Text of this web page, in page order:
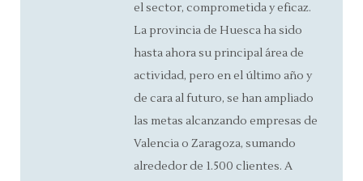
el sector, comprometida y eficaz.
La provincia de Huesca ha sido
hasta ahora su principal área de
actividad, pero en el último año y
de cara al futuro, se han ampliado
las metas alcanzando empresas de
Valencia o Zaragoza, sumando
alrededor de 1.500 clientes. A